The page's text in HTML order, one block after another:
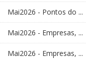
Mai2026 - Pontos do ...
Mai2026 - Empresas, ...
Mai2026 - Empresas, ...